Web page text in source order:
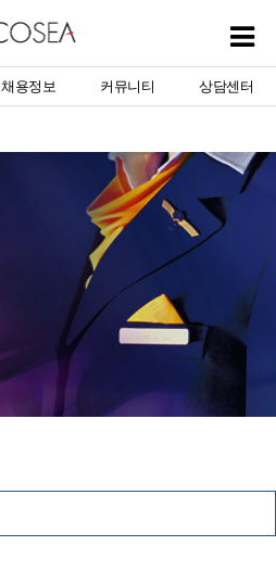
채용정보 커뮤니티 상담센터